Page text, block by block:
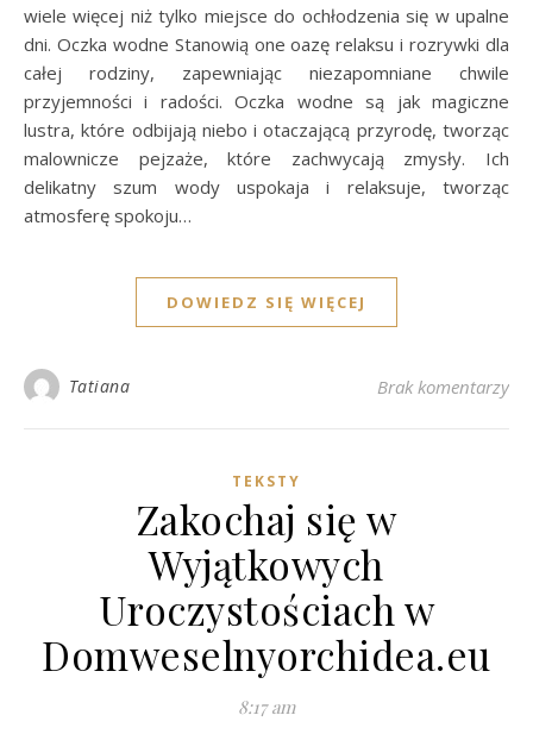
wiele więcej niż tylko miejsce do ochłodzenia się w upalne
dni. Oczka wodne Stanowią one oazę relaksu i rozrywki dla
całej rodziny, zapewniając niezapomniane chwile
przyjemności i radości. Oczka wodne są jak magiczne
lustra, które odbijają niebo i otaczającą przyrodę, tworząc
malownicze pejzaże, które zachwycają zmysły. Ich
delikatny szum wody uspokaja i relaksuje, tworząc
atmosferę spokoju…
DOWIEDZ SIĘ WIĘCEJ
Tatiana Brak komentarzy
TEKSTY
Zakochaj się w
Wyjątkowych
Uroczystościach w
Domweselnyorchidea.eu
8:17 am